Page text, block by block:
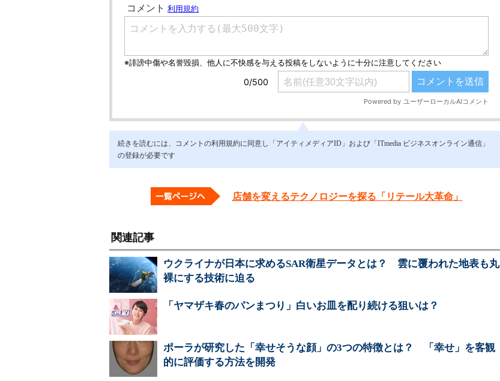
続きを読むには、コメントの利用規約に同意し「アイティメディアID」および「ITmedia ビジネスオンライン通信」
の登録が必要です
店舗を変えるテクノロジーを探る「リテール大革命」
関連記事
ウクライナが日本に求めるSAR衛星データとは？ 雲に覆われた地表も丸
裸にする技術に迫る
「ヤマザキ春のパンまつり」白いお皿を配り続ける狙いは？
ポーラが研究した「幸せそうな顔」の3つの特徴とは？ 「幸せ」を客観
的に評価する方法を開発